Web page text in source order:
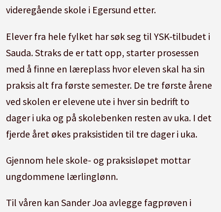
videregående skole i Egersund etter.
Elever fra hele fylket har søk seg til YSK-tilbudet i
Sauda. Straks de er tatt opp, starter prosessen
med å finne en læreplass hvor eleven skal ha sin
praksis alt fra første semester. De tre første årene
ved skolen er elevene ute i hver sin bedrift to
dager i uka og på skolebenken resten av uka. I det
fjerde året økes praksistiden til tre dager i uka.
Gjennom hele skole- og praksisløpet mottar
ungdommene lærlinglønn.
Til våren kan Sander Joa avlegge fagprøven i